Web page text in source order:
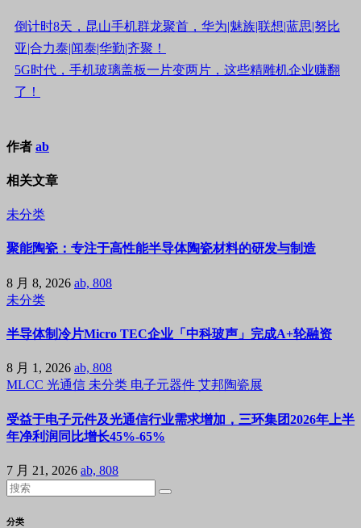
倒计时8天，昆山手机群龙聚首，华为|魅族|联想|蓝思|努比
亚|合力泰|闻泰|华勤|齐聚！
5G时代，手机玻璃盖板一片变两片，这些精雕机企业赚翻
了！
作者 ab
相关文章
未分类
聚能陶瓷：专注于高性能半导体陶瓷材料的研发与制造
8 月 8, 2026 ab, 808
未分类
半导体制冷片Micro TEC企业「中科玻声」完成A+轮融资
8 月 1, 2026 ab, 808
MLCC 光通信 未分类 电子元器件 艾邦陶瓷展
受益于电子元件及光通信行业需求增加，三环集团2026年上半
年净利润同比增长45%-65%
7 月 21, 2026 ab, 808
分类